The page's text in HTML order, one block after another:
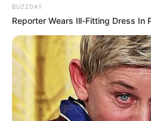
BUZZDAY
Reporter Wears Ill-Fitting Dress In